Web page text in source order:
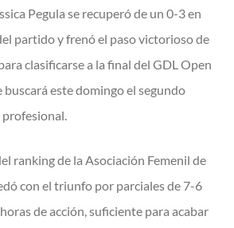
Pegula se recuperó de un 0-3 en
partido y frenó el paso victorioso de
clasificarse a la final del GDL Open
este domingo el segundo
ranking de la Asociación Femenil de
con el triunfo por parciales de 7-6
de acción, suficiente para acabar